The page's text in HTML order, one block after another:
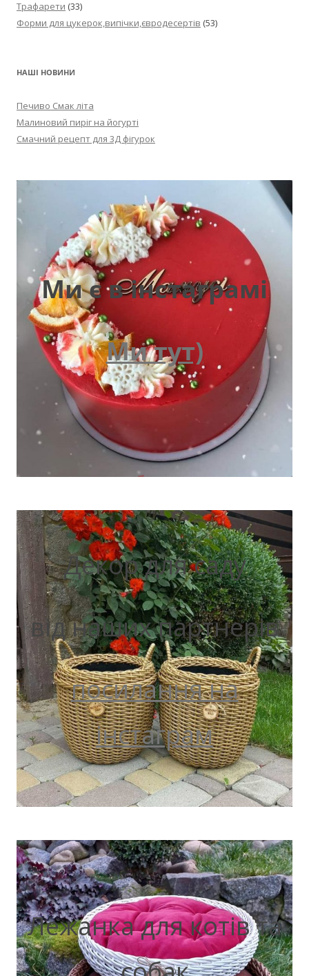
Трафарети (33)
Форми для цукерок,випічки,євродесертів (53)
НАШІ НОВИНИ
Печиво Смак літа
Малиновий пиріг на йогурті
Смачний рецепт для 3Д фігурок
Ми є в інстаграмі
Ми тут)
Декор для саду
від наших партнерів
посилання на
інстаграм
Лежанка для котів та